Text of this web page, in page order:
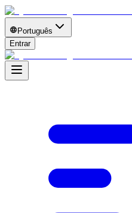
Português
Entrar